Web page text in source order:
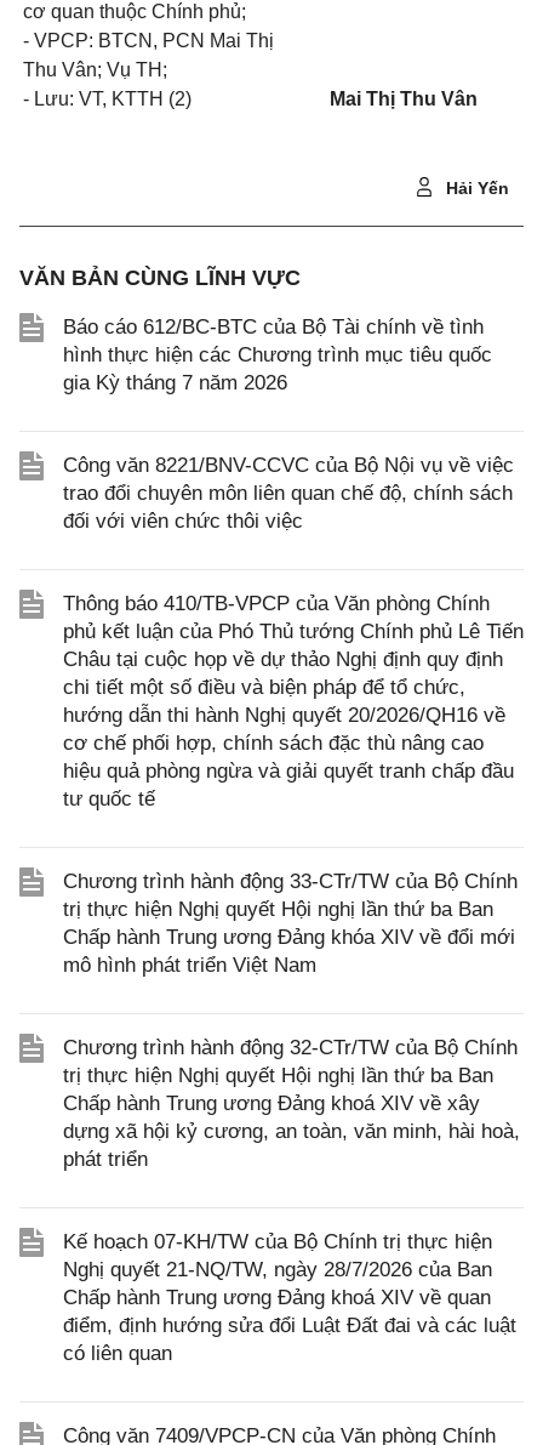
cơ quan thuộc Chính phủ;
- VPCP: BTCN, PCN Mai Thị
Thu Vân; Vụ TH;
- Lưu: VT, KTTH (2)
Mai Thị Thu Vân
Hải Yến
VĂN BẢN CÙNG LĨNH VỰC
Báo cáo 612/BC-BTC của Bộ Tài chính về tình
hình thực hiện các Chương trình mục tiêu quốc
gia Kỳ tháng 7 năm 2026
Công văn 8221/BNV-CCVC của Bộ Nội vụ về việc
trao đổi chuyên môn liên quan chế độ, chính sách
đối với viên chức thôi việc
Thông báo 410/TB-VPCP của Văn phòng Chính
phủ kết luận của Phó Thủ tướng Chính phủ Lê Tiến
Châu tại cuộc họp về dự thảo Nghị định quy định
chi tiết một số điều và biện pháp để tổ chức,
hướng dẫn thi hành Nghị quyết 20/2026/QH16 về
cơ chế phối hợp, chính sách đặc thù nâng cao
hiệu quả phòng ngừa và giải quyết tranh chấp đầu
tư quốc tế
Chương trình hành động 33-CTr/TW của Bộ Chính
trị thực hiện Nghị quyết Hội nghị lần thứ ba Ban
Chấp hành Trung ương Đảng khóa XIV về đổi mới
mô hình phát triển Việt Nam
Chương trình hành động 32-CTr/TW của Bộ Chính
trị thực hiện Nghị quyết Hội nghị lần thứ ba Ban
Chấp hành Trung ương Đảng khoá XIV về xây
dựng xã hội kỷ cương, an toàn, văn minh, hài hoà,
phát triển
Kế hoạch 07-KH/TW của Bộ Chính trị thực hiện
Nghị quyết 21-NQ/TW, ngày 28/7/2026 của Ban
Chấp hành Trung ương Đảng khoá XIV về quan
điểm, định hướng sửa đổi Luật Đất đai và các luật
có liên quan
Công văn 7409/VPCP-CN của Văn phòng Chính